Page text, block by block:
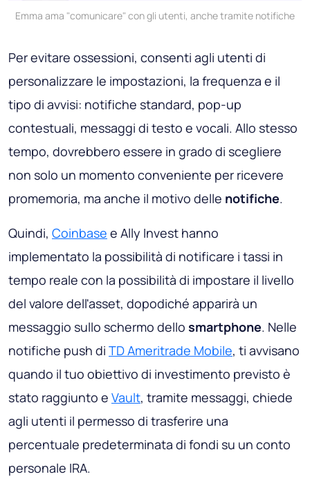
Emma ama "comunicare" con gli utenti, anche tramite notifiche
Per evitare ossessioni, consenti agli utenti di
personalizzare le impostazioni, la frequenza e il
tipo di avvisi: notifiche standard, pop-up
contestuali, messaggi di testo e vocali. Allo stesso
tempo, dovrebbero essere in grado di scegliere
non solo un momento conveniente per ricevere
promemoria, ma anche il motivo delle notifiche.
Quindi, Coinbase e Ally Invest hanno
implementato la possibilità di notificare i tassi in
tempo reale con la possibilità di impostare il livello
del valore dell'asset, dopodiché apparirà un
messaggio sullo schermo dello smartphone. Nelle
notifiche push di TD Ameritrade Mobile, ti avvisano
quando il tuo obiettivo di investimento previsto è
stato raggiunto e Vault, tramite messaggi, chiede
agli utenti il ​​permesso di trasferire una
percentuale predeterminata di fondi su un conto
personale IRA.